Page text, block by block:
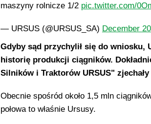
maszyny rolnicze 1/2 pic.twitter.com/
— URSUS (@URSUS_SA) December
Gdyby sąd przychylił się do wniosku,
historię produkcji ciągników.
Silników i Traktorów URSUS"
Obecnie spośród około 1,5 mln
połowa to właśnie Ursusy.